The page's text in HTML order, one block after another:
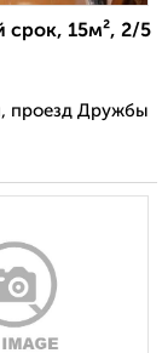
срок, 15м², 2/5
проезд Дружбы